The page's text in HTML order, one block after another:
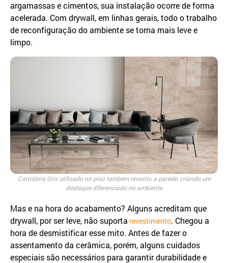
argamassas e cimentos, sua instalação ocorre de forma
acelerada. Com drywall, em linhas gerais, todo o trabalho
de reconfiguração do ambiente se torna mais leve e
limpo.
Cantábria Gris utilizado no piso também revestiu a parede, criando um
destaque diferenciado no ambiente
Mas e na hora do acabamento? Alguns acreditam que
drywall, por ser leve, não suporta revestimento. Chegou a
hora de desmistificar esse mito. Antes de fazer o
assentamento da cerâmica, porém, alguns cuidados
especiais são necessários para garantir durabilidade e